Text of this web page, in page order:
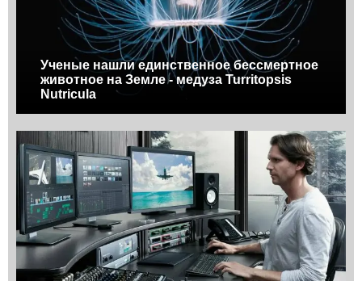
Ученые нашли единственное бессмертное
животное на Земле - медуза Turritopsis
Nutricula